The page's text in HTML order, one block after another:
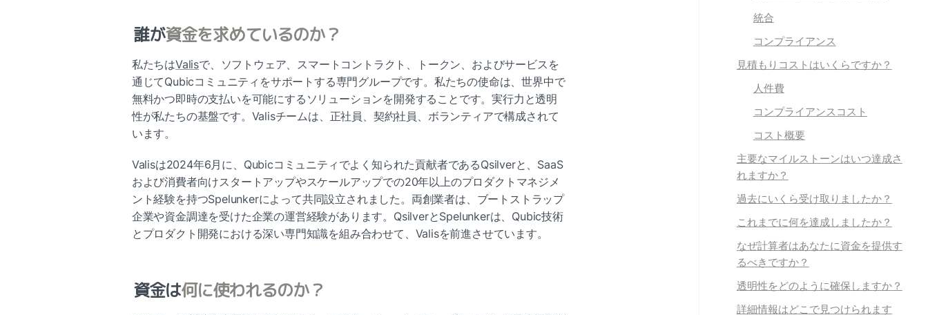
誰が資金を求めているのか？
私たちはValisで、ソフトウェア、スマートコントラクト、トークン、およびサービスを
通じてQubicコミュニティをサポートする専門グループです。私たちの使命は、世界中で
無料かつ即時の支払いを可能にするソリューションを開発することです。実行力と透明
性が私たちの基盤です。Valisチームは、正社員、契約社員、ボランティアで構成されて
います。
Valisは2024年6月に、Qubicコミュニティでよく知られた貢献者であるQsilverと、SaaS
および消費者向けスタートアップやスケールアップでの20年以上のプロダクトマネジメ
ント経験を持つSpelunkerによって共同設立されました。両創業者は、ブートストラップ
企業や資金調達を受けた企業の運営経験があります。QsilverとSpelunkerは、Qubic技術
とプロダクト開発における深い専門知識を組み合わせて、Valisを前進させています。
資金は何に使われるのか？
統合
コンプライアンス
見積もりコストはいくらですか？
人件費
コンプライアンスコスト
コスト概要
主要なマイルストーンはいつ達成さ
れますか？
過去にいくら受け取りましたか？
これまでに何を達成しましたか？
なぜ計算者はあなたに資金を提供す
るべきですか？
透明性をどのように確保しますか？
詳細情報はどこで見つけられます